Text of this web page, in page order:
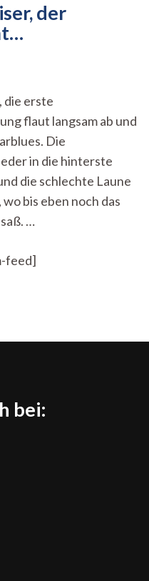
der
die erste
flaut langsam ab und
Die
in die hinterste
die schlechte Laune
bis eben noch das
…
feed]
bei: